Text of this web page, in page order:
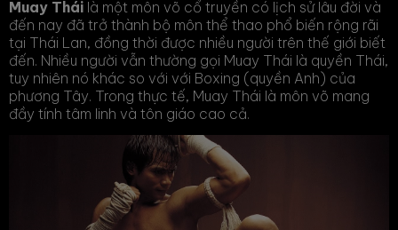
Muay Thái là một môn võ cổ truyền có lịch sử lâu đời và
đến nay đã trở thành bộ môn thể thao phổ biến rộng rãi
tại Thái Lan, đồng thời được nhiều người trên thế giới biết
đến. Nhiều người vẫn thường gọi Muay Thái là quyền Thái,
tuy nhiên nó khác so với với Boxing (quyền Anh) của
phương Tây. Trong thực tế, Muay Thái là môn võ mang
đầy tính tâm linh và tôn giáo cao cả.